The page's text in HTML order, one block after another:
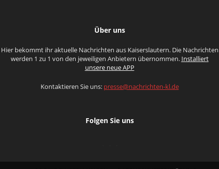
Über uns
Hier bekommt ihr aktuelle Nachrichten aus Kaiserslautern. Die Nachrichten
werden 1 zu 1 von den jeweiligen Anbietern übernommen. Installiert
unsere neue APP
Kontaktieren Sie uns: presse@nachrichten-kl.de
Folgen Sie uns